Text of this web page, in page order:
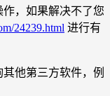
，如果解决不了您
24239.html 进行有
他第三方软件，例